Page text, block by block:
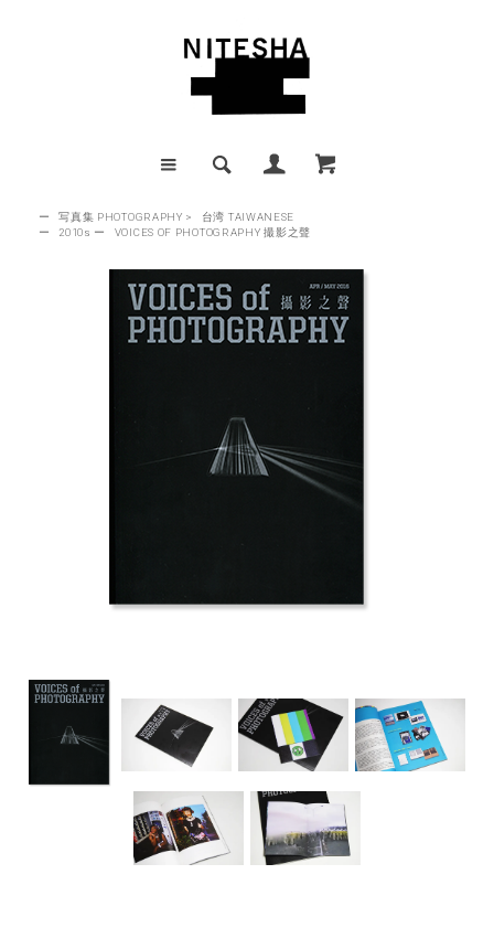
ー 写真集 PHOTOGRAPHY >
台湾 TAIWANESE
ー
2010s ー VOICES OF PHOTOGRAPHY 撮影之聲